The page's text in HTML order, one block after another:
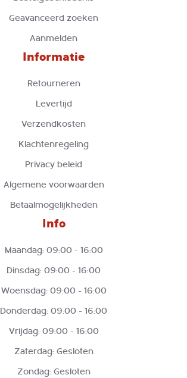
Geavanceerd zoeken
Aanmelden
Informatie
Retourneren
Levertijd
Verzendkosten
Klachtenregeling
Privacy beleid
Algemene voorwaarden
Betaalmogelijkheden
Info
Maandag: 09:00 - 16:00
Dinsdag: 09:00 - 16:00
Woensdag: 09:00 - 16:00
Donderdag: 09:00 - 16:00
Vrijdag: 09:00 - 16:00
Zaterdag: Gesloten
Zondag: Gesloten